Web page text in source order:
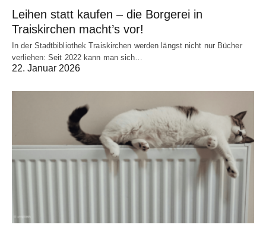
Leihen statt kaufen – die Borgerei in
Traiskirchen macht’s vor!
In der Stadtbibliothek Traiskirchen werden längst nicht nur Bücher
verliehen: Seit 2022 kann man sich…
22. Januar 2026